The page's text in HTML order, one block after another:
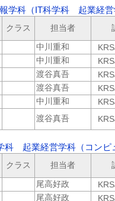
学科（IT科学科 起業経
クラス 担当者
中川重和
中川重和
渡谷真吾
渡谷真吾
中川重和
渡谷真吾
科 起業経営学科（コン
クラス 担当者
尾高好政
尾高好政